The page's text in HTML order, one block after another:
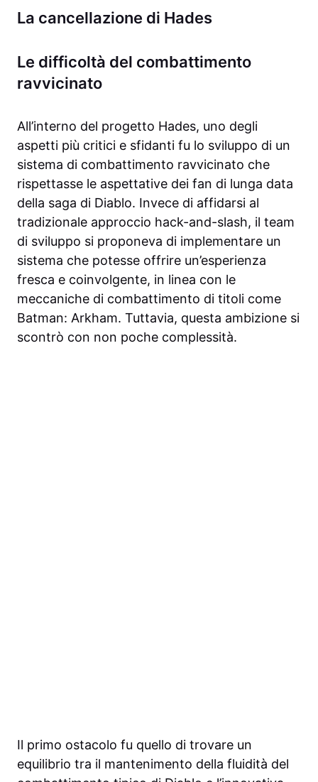
La cancellazione di Hades
Le difficoltà del combattimento
ravvicinato
All’interno del progetto Hades, uno degli
aspetti più critici e sfidanti fu lo sviluppo di un
sistema di combattimento ravvicinato che
rispettasse le aspettative dei fan di lunga data
della saga di Diablo. Invece di affidarsi al
tradizionale approccio hack-and-slash, il team
di sviluppo si proponeva di implementare un
sistema che potesse offrire un’esperienza
fresca e coinvolgente, in linea con le
meccaniche di combattimento di titoli come
Batman: Arkham. Tuttavia, questa ambizione si
scontrò con non poche complessità.
Il primo ostacolo fu quello di trovare un
equilibrio tra il mantenimento della fluidità del